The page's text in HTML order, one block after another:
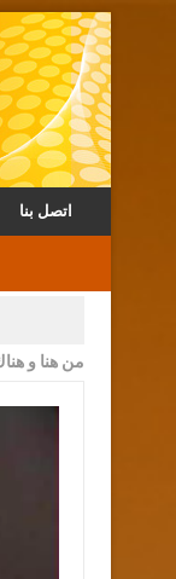
اتصل بنا
من هنا و